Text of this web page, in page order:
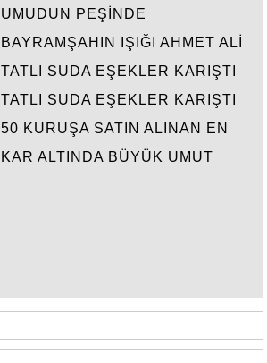
UMUDUN PEŞİNDE
BAYRAMŞAHIN IŞIĞI AHMET ALİ
TATLI SUDA EŞEKLER KARIŞTI
TATLI SUDA EŞEKLER KARIŞTI
50 KURUŞA SATIN ALINAN EN
KAR ALTINDA BÜYÜK UMUT